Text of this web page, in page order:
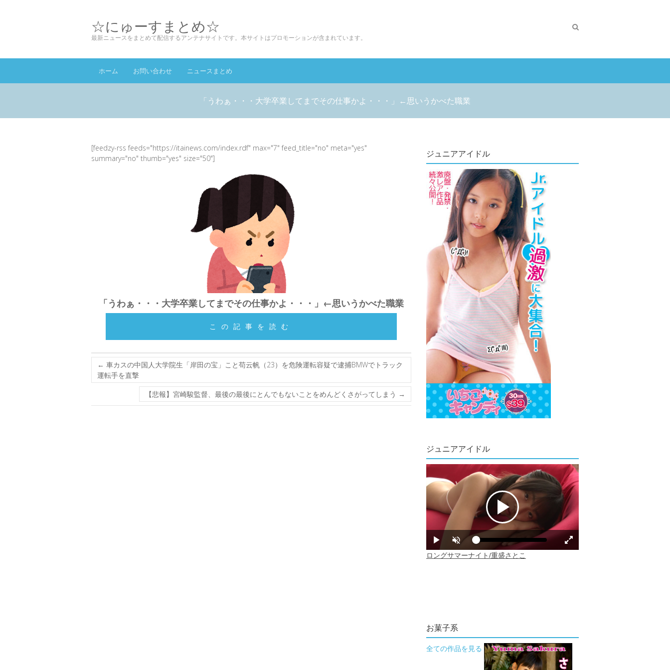
☆にゅーすまとめ☆
最新ニュースをまとめて配信するアンテナサイトです。本サイトはプロモーションが含まれています。
ホーム お問い合わせ ニュースまとめ
「うわぁ・・・大学卒業してまでその仕事かよ・・・」←思いうかべた職業
[feedzy-rss feeds="https://itainews.com/index.rdf" max="7" feed_title="no" meta="yes"
summary="no" thumb="yes" size="50"]
「うわぁ・・・大学卒業してまでその仕事かよ・・・」←思いうかべた職業
この記事を読む
← 車カスの中国人大学院生「岸田の宝」こと苟云帆（23）を危険運転容疑で逮捕BMWでトラック
運転手を直撃
【悲報】宮崎駿監督、最後の最後にとんでもないことをめんどくさがってしまう →
ジュニアアイドル
ジュニアアイドル
お菓子系
全ての作品を見る